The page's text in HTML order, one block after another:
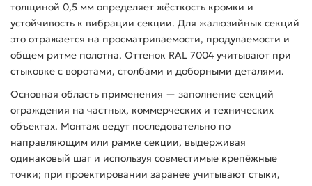
толщиной 0,5 мм определяет жёсткость кромки и
устойчивость к вибрации секции. Для жалюзийных секций
это отражается на просматриваемости, продуваемости и
общем ритме полотна. Оттенок RAL 7004 учитывают при
стыковке с воротами, столбами и доборными деталями.
Основная область применения — заполнение секций
ограждения на частных, коммерческих и технических
объектах. Монтаж ведут последовательно по
направляющим или рамке секции, выдерживая
одинаковый шаг и используя совместимые крепёжные
точки; при проектировании заранее учитывают стыки,